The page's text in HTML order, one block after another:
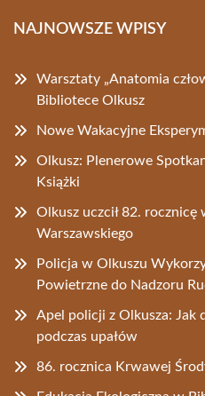
NAJNOWSZE WPISY
Warsztaty „Anatomia
Bibliotece Olkusz
Nowe Wakacyjne
Olkusz: Plenerowe
Książki
Olkusz uczcił 82.
Warszawskiego
Policja w Olkuszu
Powietrzne do Nadzoru
Apel policji z Olkusza: Jak
podczas upałów
86. rocznica Krwawej